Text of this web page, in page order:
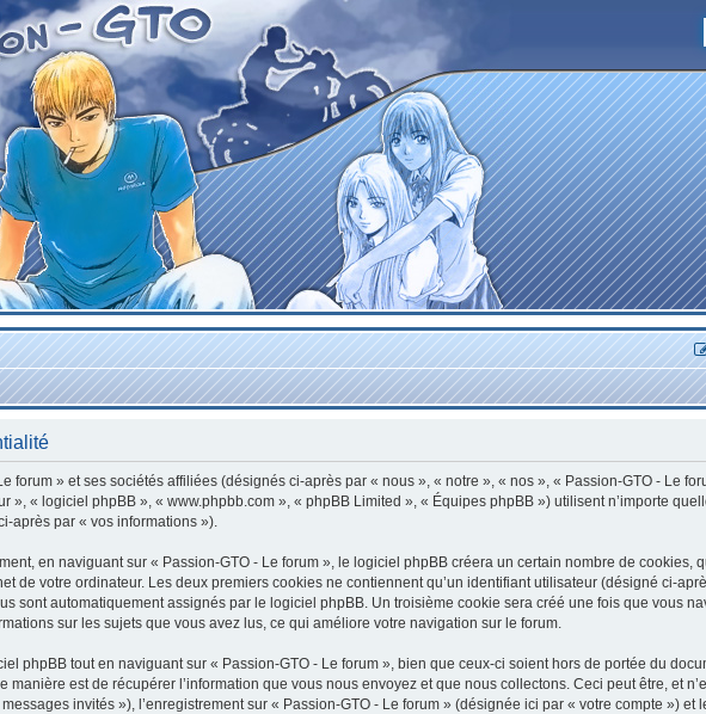
forum » et ses sociétés affiliées (désignés ci-après par « nous », « notre », « nos », « Passion-GTO - Le
», « logiciel phpBB », « www.phpbb.com », « phpBB Limited », « Équipes phpBB ») utilisent n’importe
après par « vos informations »).
en naviguant sur « Passion-GTO - Le forum », le logiciel phpBB créera un certain nombre de cookies,
de votre ordinateur. Les deux premiers cookies ne contiennent qu’un identifiant utilisateur (désigné ci-
sont automatiquement assignés par le logiciel phpBB. Un troisième cookie sera créé une fois que vous
sur les sujets que vous avez lus, ce qui améliore votre navigation sur le forum.
phpBB tout en naviguant sur « Passion-GTO - Le forum », bien que ceux-ci soient hors de portée du
est de récupérer l’information que vous nous envoyez et que nous collectons. Ceci peut être, et
invités »), l’enregistrement sur « Passion-GTO - Le forum » (désignée ici par « votre compte ») et